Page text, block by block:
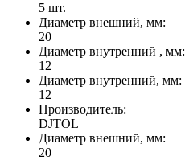
5 шт.
Диаметр внешний, мм:
20
Диаметр внутренний , мм:
12
Диаметр внутренний, мм:
12
Производитель:
DJTOL
Диаметр внешний, мм:
20